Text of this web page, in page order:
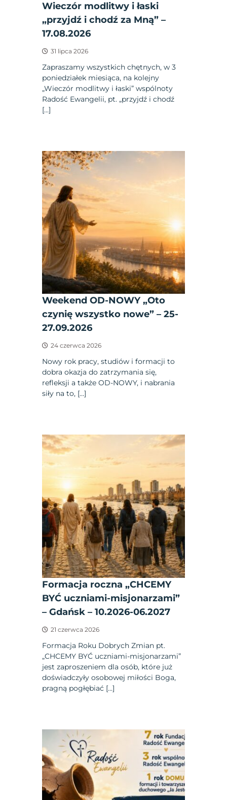
Wieczór modlitwy i łaski
„przyjdź i chodź za Mną” –
17.08.2026
31 lipca 2026
Zapraszamy wszystkich chętnych, w 3
poniedziałek miesiąca, na kolejny
„Wieczór modlitwy i łaski” wspólnoty
Radość Ewangelii, pt. „przyjdź i chodź
[…]
Weekend OD-NOWY „Oto
czynię wszystko nowe” – 25-
27.09.2026
24 czerwca 2026
Nowy rok pracy, studiów i formacji to
dobra okazja do zatrzymania się,
refleksji a także OD-NOWY, i nabrania
siły na to, […]
Formacja roczna „CHCEMY
BYĆ uczniami-misjonarzami”
– Gdańsk – 10.2026-06.2027
21 czerwca 2026
Formacja Roku Dobrych Zmian pt.
„CHCEMY BYĆ uczniami-misjonarzami”
jest zaproszeniem dla osób, które już
doświadczyły osobowej miłości Boga,
pragną pogłębiać […]